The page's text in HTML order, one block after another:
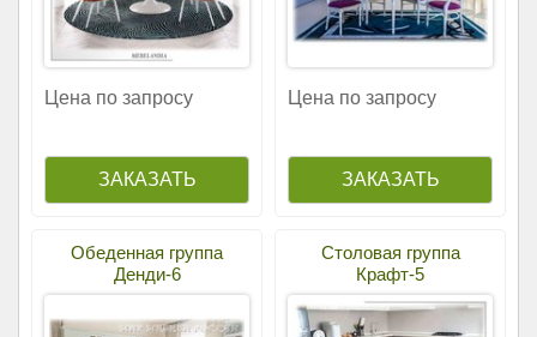
Цена по запросу Цена по запросу
Обеденная группа
Денди-6
Столовая группа
Крафт-5